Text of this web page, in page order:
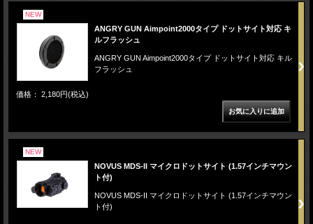
NEW
ANGRY GUN Aimpoint2000タイプ ドットサイト対応 キ
ルフラッシュ
ANGRY GUN Aimpoint2000タイプ ドットサイト対応 キル
フラッシュ
価格： 2,180円(税込)
NEW
NOVUS MDS-II マイクロドットサイト (1.57インチマウン
ト付)
NOVUS MDS-II マイクロドットサイト (1.57インチマウン
ト付)